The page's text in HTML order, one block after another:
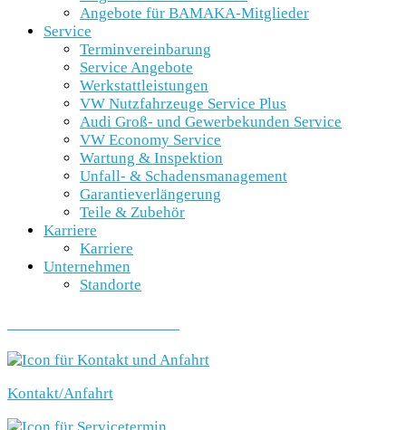
Angebote für BAMAKA-Mitglieder
Service
Terminvereinbarung
Service Angebote
Werkstattleistungen
VW Nutzfahrzeuge Service Plus
Audi Groß- und Gewerbekunden Service
VW Economy Service
Wartung & Inspektion
Unfall- & Schadensmanagement
Garantieverlängerung
Teile & Zubehör
Karriere
Karriere
Unternehmen
Standorte
Kontakt/Anfahrt